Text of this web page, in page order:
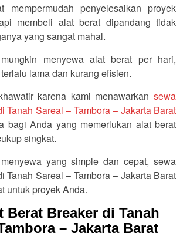
mempermudah penyelesaikan proyek
membeli alat berat dipandang tidak
yang sangat mahal.
menyewa alat berat per hari,
lama dan kurang efisien.
karena kami menawarkan sewa
Tanah Sareal – Tambora – Jakarta Barat
bagi Anda yang memerlukan alat berat
singkat.
yang simple dan cepat, sewa
Tanah Sareal – Tambora – Jakarta Barat
untuk proyek Anda.
Berat Breaker di Tanah
– Jakarta Barat